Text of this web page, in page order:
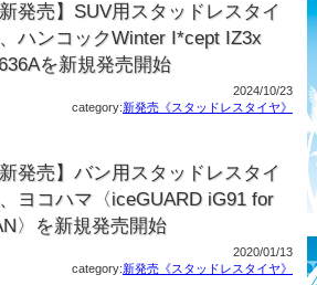
新発売】SUV用スタッドレスタイ
ハンコックWinter I*cept IZ3x
を新規発売開始
2024/10/23
category:新発売《スタッドレスタイヤ》
新発売】バン用スタッドレスタイ
ヨコハマ〈iceGUARD iG91 for
〉を新規発売開始
2020/01/13
category:新発売《スタッドレスタイヤ》